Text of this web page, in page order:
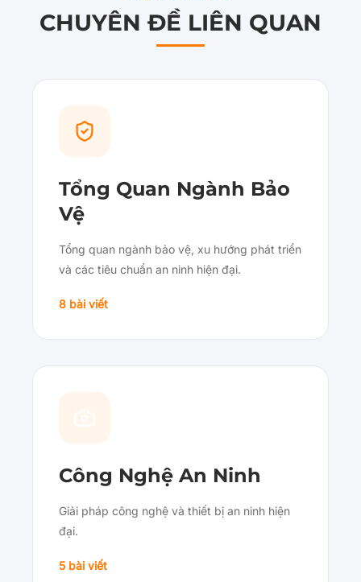
CHUYÊN ĐỀ LIÊN QUAN
Tổng Quan Ngành Bảo
Vệ
Tổng quan ngành bảo vệ, xu hướng phát triển
và các tiêu chuẩn an ninh hiện đại.
8 bài viết
Công Nghệ An Ninh
Giải pháp công nghệ và thiết bị an ninh hiện
đại.
5 bài viết